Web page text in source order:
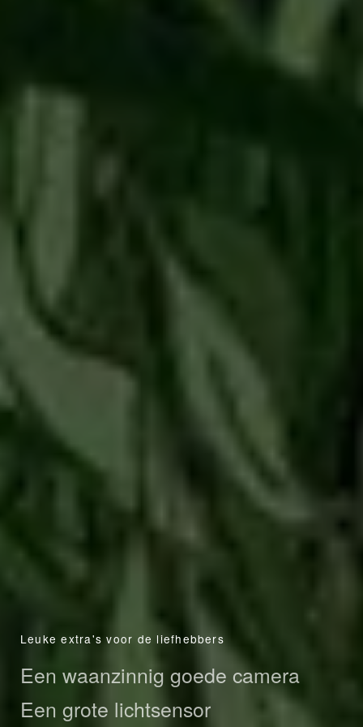
Leuke extra's voor de liefhebbers
Een waanzinnig goede camera
Een grote lichtsensor